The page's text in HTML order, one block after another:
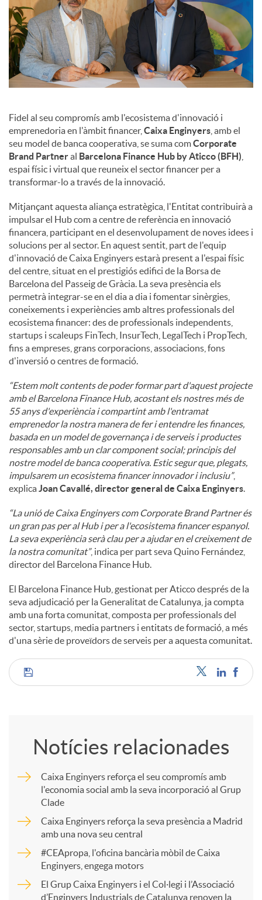
Fidel al seu compromís amb l'ecosistema d'innovació i
emprenedoria en l'àmbit financer, Caixa Enginyers , amb el
seu model de banca cooperativa, se suma comCorporate
Brand Partneral Barcelona Finance Hub by Aticco (BFH)
espai físic i virtual que reuneix el sector financer per a
transformar-lo a través de la innovació.
Mitjançant aquesta aliança estratègica, l'Entitat contribuirà a
impulsar el Hub com a centre de referència en innovació
financera, participant en el desenvolupament de noves idees i
solucions per al sector. En aquest sentit, part de l'equip
d'innovació de Caixa Enginyers estarà present a l'espai físic
del centre, situat en el prestigiós edifici de la Borsa de
Barcelona del Passeig de Gràcia. La seva presència els
permetrà integrar-se en el dia a dia i fomentar sinèrgies,
coneixements i experiències amb altres professionals del
ecosistema financer: des de professionals independents,
startups i scaleups FinTech, InsurTech, LegalTech i PropTech,
fins a empreses, grans corporacions, associacions, fons
d'inversió o centres de formació.
“Estem molt contents de poder formar part d'aquest projecte
amb el Barcelona Finance Hub, acostant els nostres més de
55 anys d'experiència i compartint amb l'entramat
emprenedor la nostra manera de fer i entendre les finances,
basada en un model de governança i de serveis i productes
responsables amb un clar component social; principis del
nostre model de banca cooperativa. Estic segur que, plegats,
impulsarem un ecosistema financer innovador i inclusiu”,
explicaJoan Cavallé, director general de Caixa Enginyers.
“La unió de Caixa Enginyers com Corporate Brand Partner és
un gran pas per al Hub i per a l'ecosistema financer espanyol.
La seva experiència serà clau per a ajudar en el creixement de
la nostra comunitat”, indica per part seva Quino Fernández,
director del Barcelona Finance Hub.
El Barcelona Finance Hub, gestionat per Aticco després de la
seva adjudicació per la Generalitat de Catalunya, ja compta
amb una forta comunitat, composta per professionals del
sector, startups, media partners i entitats de formació, a més
d'una sèrie de proveïdors de serveis per a aquesta comunitat.
C
m
r
Notícies relacionades
Caixa Enginyers reforça el seu compromís amb
l'economia social amb la seva incorporació al Grup
Clade
Caixa Enginyers reforça la seva presència a Madrid
amb una nova seu central
#CEApropa, l'oficina bancària mòbil de Caixa
Enginyers, engega motors
El Grup Caixa Enginyers i el Col·legi i l’Associació
d’Enginyers Industrials de Catalunya renoven la